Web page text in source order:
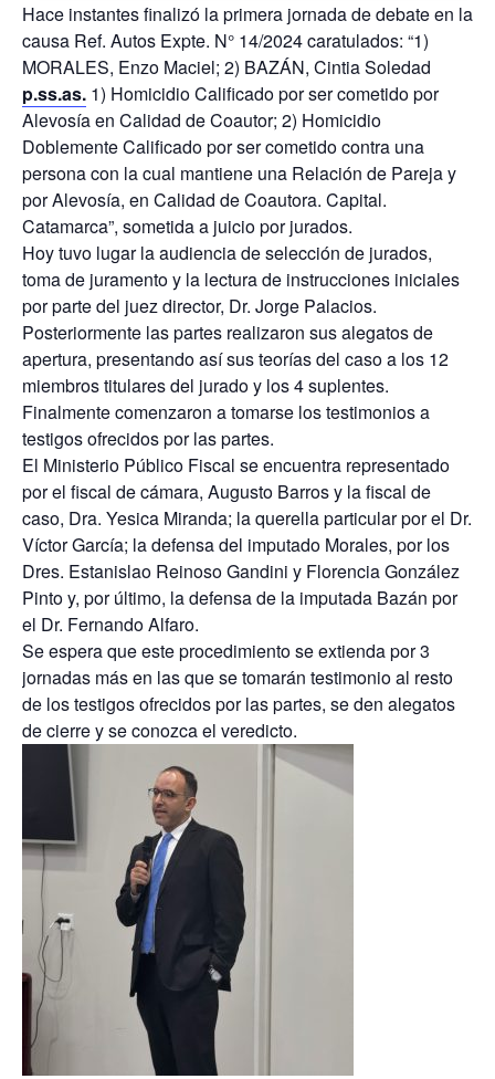
Hace instantes finalizó la primera jornada de debate en la
causa Ref. Autos Expte. N° 14/2024 caratulados: “1)
MORALES, Enzo Maciel; 2) BAZÁN, Cintia Soledad
p.ss.as. 1) Homicidio Calificado por ser cometido por
Alevosía en Calidad de Coautor; 2) Homicidio
Doblemente Calificado por ser cometido contra una
persona con la cual mantiene una Relación de Pareja y
por Alevosía, en Calidad de Coautora. Capital.
Catamarca”, sometida a juicio por jurados.
Hoy tuvo lugar la audiencia de selección de jurados,
toma de juramento y la lectura de instrucciones iniciales
por parte del juez director, Dr. Jorge Palacios.
Posteriormente las partes realizaron sus alegatos de
apertura, presentando así sus teorías del caso a los 12
miembros titulares del jurado y los 4 suplentes.
Finalmente comenzaron a tomarse los testimonios a
testigos ofrecidos por las partes.
El Ministerio Público Fiscal se encuentra representado
por el fiscal de cámara, Augusto Barros y la fiscal de
caso, Dra. Yesica Miranda; la querella particular por el Dr.
Víctor García; la defensa del imputado Morales, por los
Dres. Estanislao Reinoso Gandini y Florencia González
Pinto y, por último, la defensa de la imputada Bazán por
el Dr. Fernando Alfaro.
Se espera que este procedimiento se extienda por 3
jornadas más en las que se tomarán testimonio al resto
de los testigos ofrecidos por las partes, se den alegatos
de cierre y se conozca el veredicto.